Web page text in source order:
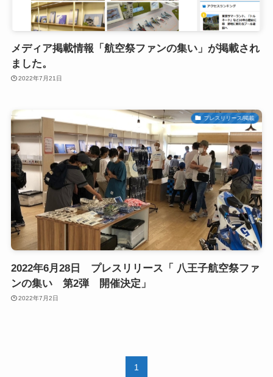
メディア掲載情報「航空祭ファンの集い」が掲載され
ました。
2022年7月21日
プレスリリース/掲載
2022年6月28日 プレスリリース「 八王子航空祭ファ
ンの集い 第2弾 開催決定」
2022年7月2日
1